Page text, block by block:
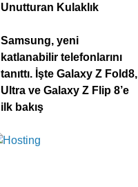
Unutturan Kulaklık
Samsung, yeni
katlanabilir telefonlarını
tanıttı. İşte Galaxy Z Fold8,
Ultra ve Galaxy Z Flip 8’e
ilk bakış